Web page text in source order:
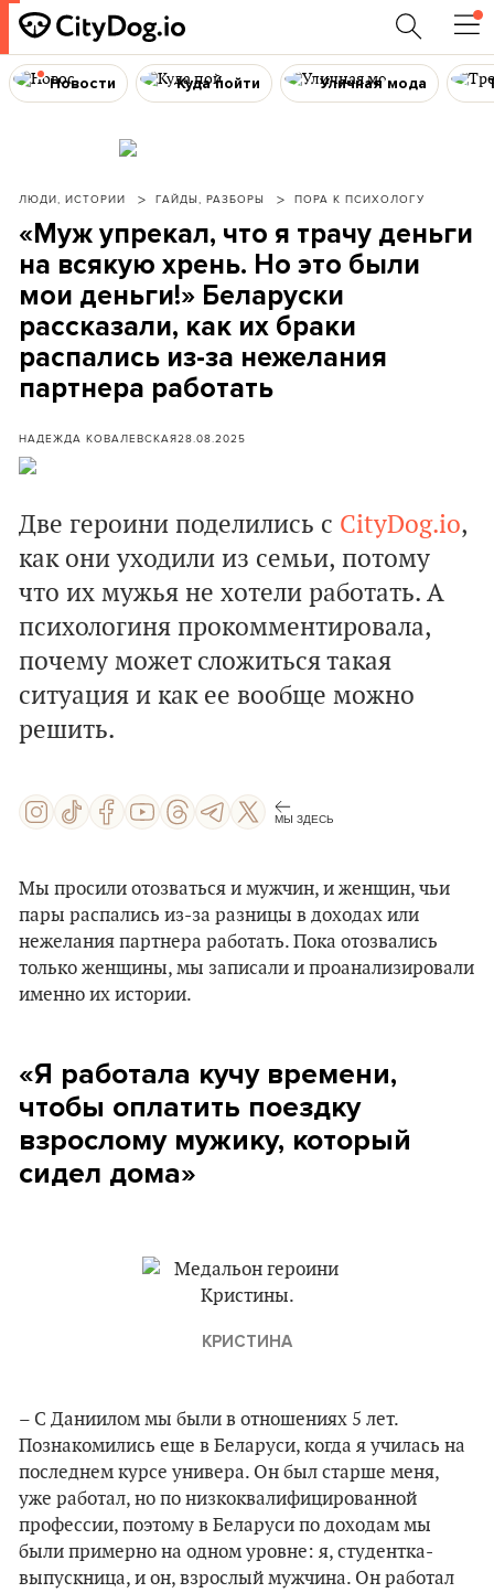
Новости Куда пойти Уличная мода
ЛЮДИ, ИСТОРИИ ГАЙДЫ, РАЗБОРЫ ПОРА К ПСИХОЛОГУ
«Муж упрекал, что я трачу деньги
на всякую хрень. Но это были
мои деньги!» Беларуски
рассказали, как их браки
распались из-за нежелания
партнера работать
НАДЕЖДА КОВАЛЕВСКАЯ28.08.2025
Две героини поделились с CityDog.io,
как они уходили из семьи, потому
что их мужья не хотели работать. А
психологиня прокомментировала,
почему может сложиться такая
ситуация и как ее вообще можно
решить.
МЫ ЗДЕСЬ
Мы просили отозваться и мужчин, и женщин, чьи
пары распались из-за разницы в доходах или
нежелания партнера работать. Пока отозвались
только женщины, мы записали и проанализировали
именно их истории.
«Я работала кучу времени,
чтобы оплатить поездку
взрослому мужику, который
сидел дома»
КРИСТИНА
– С Даниилом мы были в отношениях 5 лет.
Познакомились еще в Беларуси, когда я училась на
последнем курсе универа. Он был старше меня,
уже работал, но по низкоквалифицированной
профессии, поэтому в Беларуси по доходам мы
были примерно на одном уровне: я, студентка-
выпускница, и он, взрослый мужчина. Он работал